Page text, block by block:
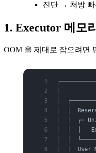
진단 → 처방 빠
1. Executor 메모
OOM 을 제대로 잡으려면
│
│  │
│  │  ┌─
│  │  │
│  │
│  │